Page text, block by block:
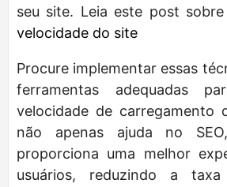
seu site. Leia este post sobre
velocidade do site
Procure implementar essas
ferramentas adequadas
velocidade de carregamento
não apenas ajuda no
proporciona uma melhor
usuários, reduzindo a